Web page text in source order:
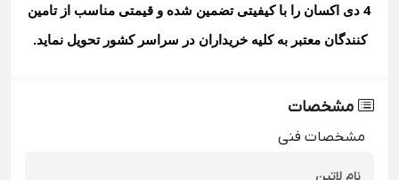
4 دی اکسان
را با کیفیتی تضمین شده و قیمتی مناسب از تامین
کنندگان معتبر به کلیه خریداران در سراسر کشور تحویل نماید.
مشخصات
مشخصات فنی